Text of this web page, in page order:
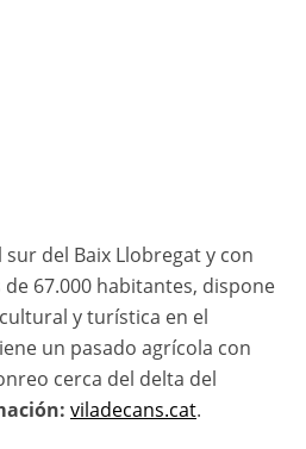
sur del Baix Llobregat y con
67.000 habitantes, dispone
y turística en el
un pasado agrícola con
cerca del delta del
viladecans.cat.